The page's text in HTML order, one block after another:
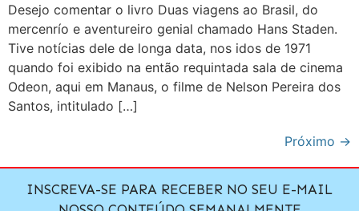
Desejo comentar o livro Duas viagens ao Brasil, do
mercenrío e aventureiro genial chamado Hans Staden.
Tive notícias dele de longa data, nos idos de 1971
quando foi exibido na então requintada sala de cinema
Odeon, aqui em Manaus, o filme de Nelson Pereira dos
Santos, intitulado […]
Próximo →
INSCREVA-SE PARA RECEBER NO SEU E-MAIL